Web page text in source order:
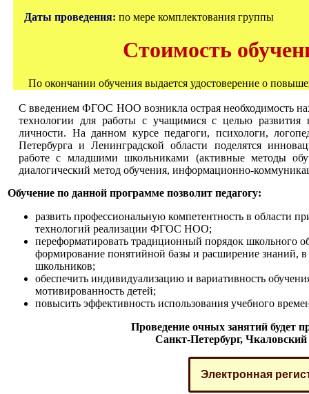
Даты проведения: по мере комплектования группы
Стоимость
По окончании обучения выдается удостоверение о
С введением ФГОС НОО возникла острая необходимость
технологии для работы с учащимися с целью развития
личности. На данном курсе педагоги, психологи,
Петербурга и Ленинградской области поделятся
работе с младшими школьниками (активные методы
диалогический метод обучения, информационно-
Обучение по данной программе позволит педагогу:
развить профессиональную компетентность в области
технологий реализации ФГОС НОО;
переформатировать традиционный порядок школьного
формирование понятийной базы и расширение знаний, в
школьников;
обеспечить индивидуализацию и вариативность
мотивированность детей;
повысить эффективность использования учебного
Проведение очных занятий будет
Санкт-Петербург, Чкаловский
Электронная